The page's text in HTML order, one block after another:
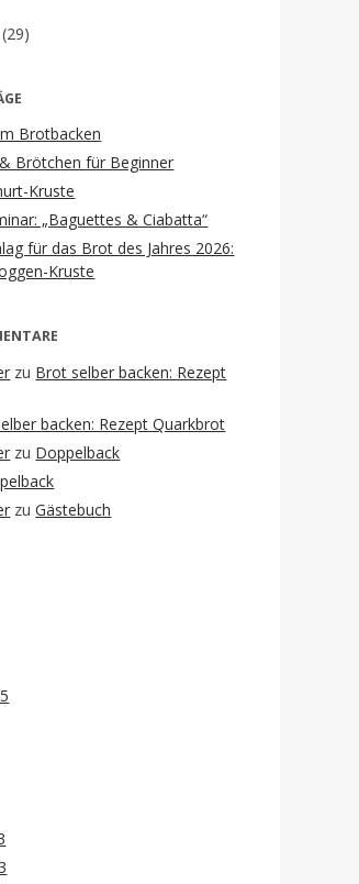
(29)
Brotbacken
Brötchen für Beginner
Kruste
„Baguettes & Ciabatta“
für das Brot des Jahres 2026:
Kruste
zu Brot selber backen: Rezept
backen: Rezept Quarkbrot
zu Doppelback
zuGästebuch